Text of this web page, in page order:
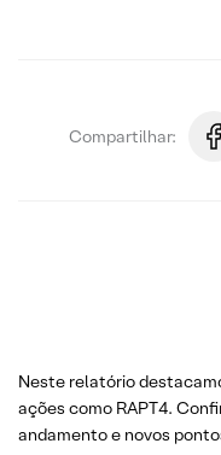
Compartilhar:
Neste relatório
ações como RAPT4.
andamento e novos